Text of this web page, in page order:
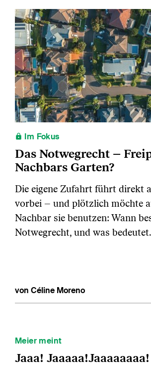
Im Fokus
Das Notwegrecht –
Nachbars Garten?
Die eigene Zufahrt führt direkt
vorbei – und plötzlich möchte
Nachbar sie benutzen: Wann
Notwegrecht, und was
von Céline Moreno
Meier meint
Jaaa! Jaaaaa!Jaaaaaaaa!